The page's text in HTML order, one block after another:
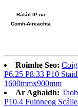
Rátáil IP na
Comh-Aireachta
Roimhe Seo:
P6.25 P8.33 P10
1600mmx900mm
Ar Aghaidh:
P10.4 Fuinneog